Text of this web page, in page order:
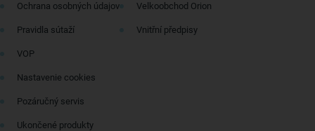
Ochrana osobných údajov
Pravidla sútaží
VOP
Nastavenie cookies
Pozáručný servis
Ukončené produkty
Velkoobchod Orion
Vnitřní předpisy